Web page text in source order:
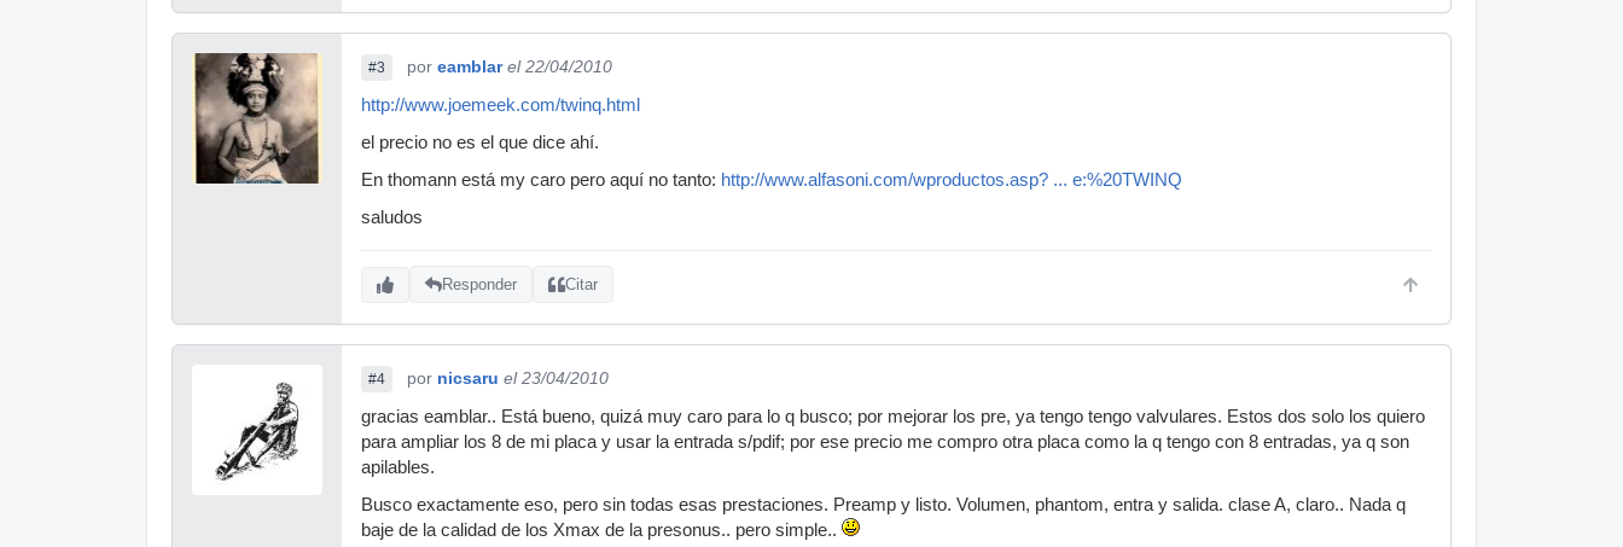
#3 por eamblar el 22/04/2010
http://www.joemeek.com/twinq.html
el precio no es el que dice ahí.
En thomann está my caro pero aquí no tanto: http://www.alfasoni.com/wproductos.asp? ... e:%20TWINQ
saludos
Responder Citar
#4 por nicsaru el 23/04/2010
gracias eamblar.. Está bueno, quizá muy caro para lo q busco; por mejorar los pre, ya tengo tengo valvulares. Estos dos solo los quiero
para ampliar los 8 de mi placa y usar la entrada s/pdif; por ese precio me compro otra placa como la q tengo con 8 entradas, ya q son
apilables.
Busco exactamente eso, pero sin todas esas prestaciones. Preamp y listo. Volumen, phantom, entra y salida. clase A, claro.. Nada q
baje de la calidad de los Xmax de la presonus.. pero simple..